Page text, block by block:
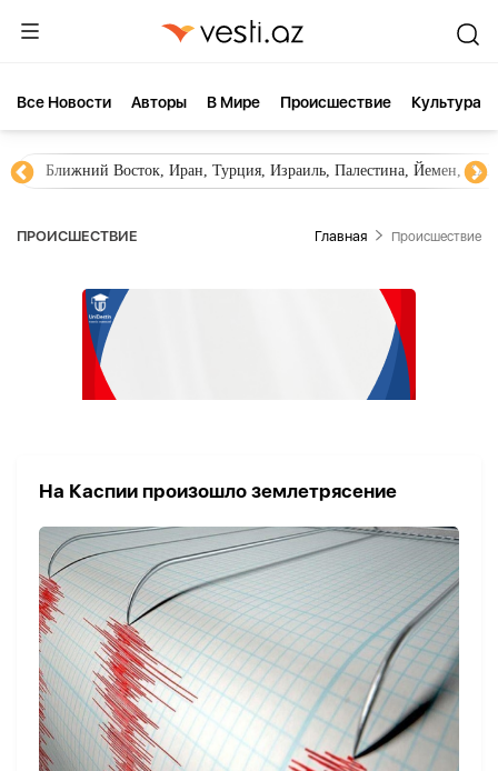
Все Новости Aвторы В Мире Происшествие Культура
Ближний Восток, Иран, Турция, Израиль, Палестина, Йемен,
ПРОИСШЕСТВИЕ Главная Происшествие
На Каспии произошло землетрясение